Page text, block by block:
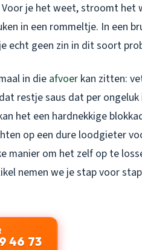
Voor je het weet, stroomt het
in een rommeltje. In een
echt geen zin in dit soort
in die afvoer kan zitten:
restje saus dat per ongeluk
het een hardnekkige
op een dure loodgieter
manier om het zelf op te
nemen we je stap voor
46 73